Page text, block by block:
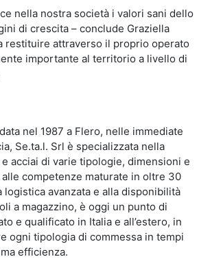
nella nostra società i valori sani dello
di crescita – conclude Graziella
restituire attraverso il proprio operato
importante al territorio a livello di
nel 1987 a Flero, nelle immediate
Se.ta.l. Srl è specializzata nella
acciai di varie tipologie, dimensioni e
competenze maturate in oltre 30
logistica avanzata e alla disponibilità
a magazzino, è oggi un punto di
e qualificato in Italia e all’estero, in
ogni tipologia di commessa in tempi
efficienza.